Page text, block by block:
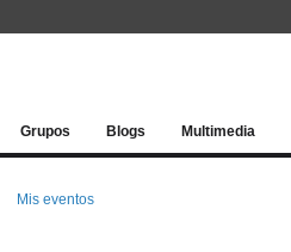
Grupos Blogs Multimedia
Mis eventos